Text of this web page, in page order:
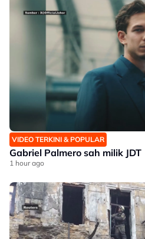
VIDEO TERKINI & POPULAR
Gabriel Palmero sah milik JDT
1 hour ago